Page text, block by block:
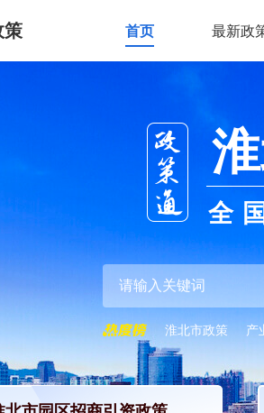
策 首页 最新政
全
淮北市政策 产